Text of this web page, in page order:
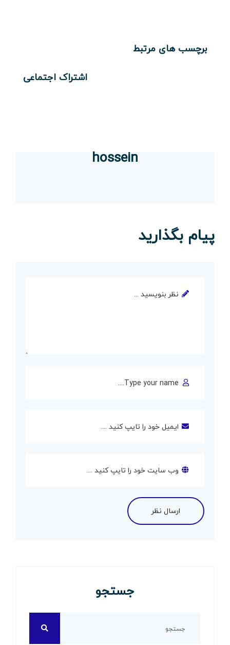
برچسب های مرتبط
اشتراک اجتماعی
hossein
پیام بگذارید
جستجو